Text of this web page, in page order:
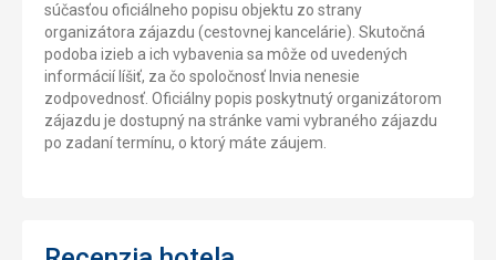
súčasťou oficiálneho popisu objektu zo strany
organizátora zájazdu (cestovnej kancelárie). Skutočná
podoba izieb a ich vybavenia sa môže od uvedených
informácií líšiť, za čo spoločnosť Invia nenesie
zodpovednosť. Oficiálny popis poskytnutý organizátorom
zájazdu je dostupný na stránke vami vybraného zájazdu
po zadaní termínu, o ktorý máte záujem.